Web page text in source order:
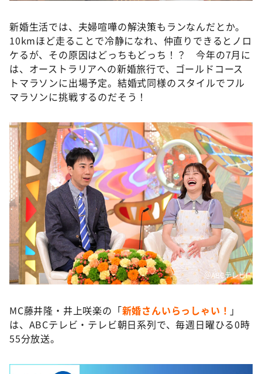
新婚生活では、夫婦喧嘩の解決策もランなんだとか。
10kmほど走ることで冷静になれ、仲直りできるとノロ
ケるが、その原因はどっちもどっち！？ 今年の7月に
は、オーストラリアへの新婚旅行で、ゴールドコース
トマラソンに出場予定。結婚式同様のスタイルでフル
マラソンに挑戦するのだそう！
＠ABCテレビI
MC藤井隆・井上咲楽の「新婚さんいらっしゃい！ 」
は、ABCテレビ・テレビ朝日系列で、毎週日曜ひる0時
55分放送。